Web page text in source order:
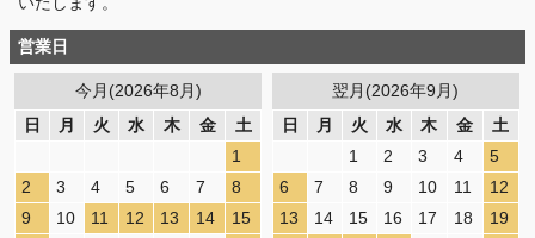
営業日
今月(2026年8月)
日
月 火 水 木 金
土
1
2
3 4 5 6 7
8
9
10 11 12 13 14
15
翌月(2026年9月)
日
月 火 水 木 金
土
1
2 3 4
5
6
7 8 9 10 11
12
13
14 15 16 17 18
19